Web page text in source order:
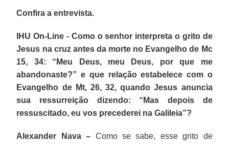
Confira a entrevista.
IHU On-Line - Como o senhor interpreta o grito de
Jesus na cruz antes da morte no Evangelho de Mc
15, 34: “Meu Deus, meu Deus, por que me
abandonaste?” e que relação estabelece com o
Evangelho de Mt, 26, 32, quando Jesus anuncia
sua ressurreição dizendo: “Mas depois de
ressuscitado, eu vos precederei na Galileia”?
Alexander Nava – Como se sabe, esse grito de